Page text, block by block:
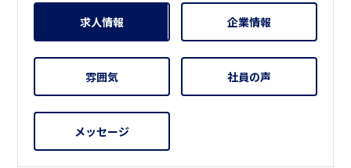
求人情報 企業情報
雰囲気 社員の声
メッセージ